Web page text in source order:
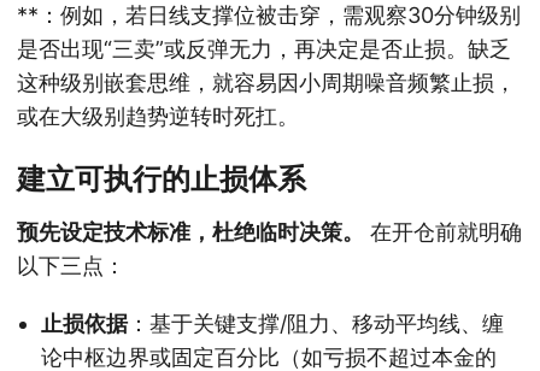
**：例如，若日线支撑位被击穿，需观察30分钟级别
是否出现“三卖”或反弹无力，再决定是否止损。缺乏
这种级别嵌套思维，就容易因小周期噪音频繁止损，
或在大级别趋势逆转时死扛。
建立可执行的止损体系
预先设定技术标准，杜绝临时决策。
在开仓前就明确
以下三点：
止损依据：基于关键支撑/阻力、移动平均线、缠
论中枢边界或固定百分比（如亏损不超过本金的